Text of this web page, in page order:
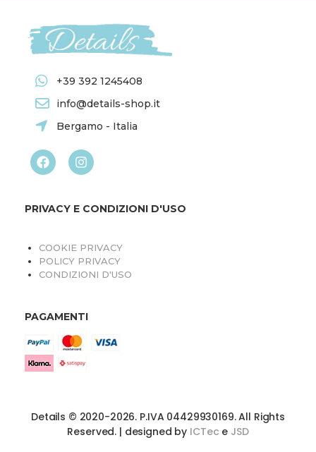
+39 392 1245408
info@details-shop.it
Bergamo - Italia
PRIVACY E CONDIZIONI D'USO
COOKIE PRIVACY
POLICY PRIVACY
CONDIZIONI D'USO
PAGAMENTI
Details © 2020-2026. P.IVA 04429930169. All Rights
Reserved. | designed by ICTec e JSD